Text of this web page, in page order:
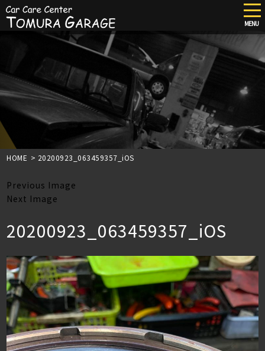
content
MENU
HOME > 20200923_063459357_iOS
Previous Image
Next Image
20200923_063459357_iOS